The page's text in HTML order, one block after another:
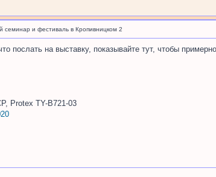
семинар и фестиваль в Кропивницком 2
послать на выставку, показывайте тут, чтобы
Protex TY-B721-03